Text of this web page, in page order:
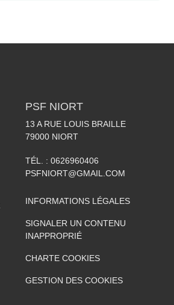
PSF NIORT
13 A RUE LOUIS BRAILLE
79000 NIORT
TÉL. : 0626960406
PSFNIORT@GMAIL.COM
INFORMATIONS LÉGALES
SIGNALER UN CONTENU
INAPPROPRIÉ
CHARTE COOKIES
GESTION DES COOKIES